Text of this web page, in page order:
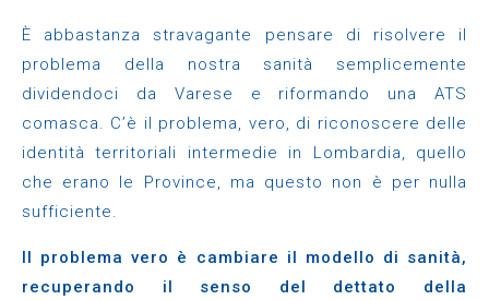
È abbastanza stravagante pensare di risolvere il
problema della nostra sanità semplicemente
dividendoci da Varese e riformando una ATS
comasca. C’è il problema, vero, di riconoscere delle
identità territoriali intermedie in Lombardia, quello
che erano le Province, ma questo non è per nulla
sufficiente.
Il problema vero è cambiare il modello di sanità,
recuperando il senso del dettato della